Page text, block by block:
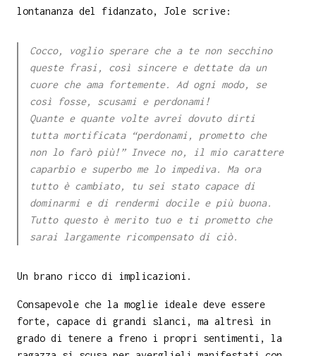
lontananza del fidanzato, Jole scrive:
Cocco, voglio sperare che a te non secchino
queste frasi, così sincere e dettate da un
cuore che ama fortemente. Ad ogni modo, se
così fosse, scusami e perdonami!
Quante e quante volte avrei dovuto dirti
tutta mortificata “perdonami, prometto che
non lo farò più!” Invece no, il mio carattere
caparbio e superbo me lo impediva. Ma ora
tutto è cambiato, tu sei stato capace di
dominarmi e di rendermi docile e più buona.
Tutto questo è merito tuo e ti prometto che
sarai largamente ricompensato di ciò.
Un brano ricco di implicazioni.
Consapevole che la moglie ideale deve essere
forte, capace di grandi slanci, ma altresì in
grado di tenere a freno i propri sentimenti, la